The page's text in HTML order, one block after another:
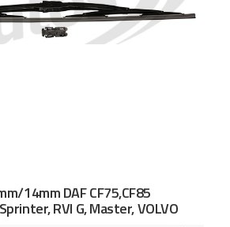
14mm DAF CF75,CF85
RVI G, Master, VOLVO